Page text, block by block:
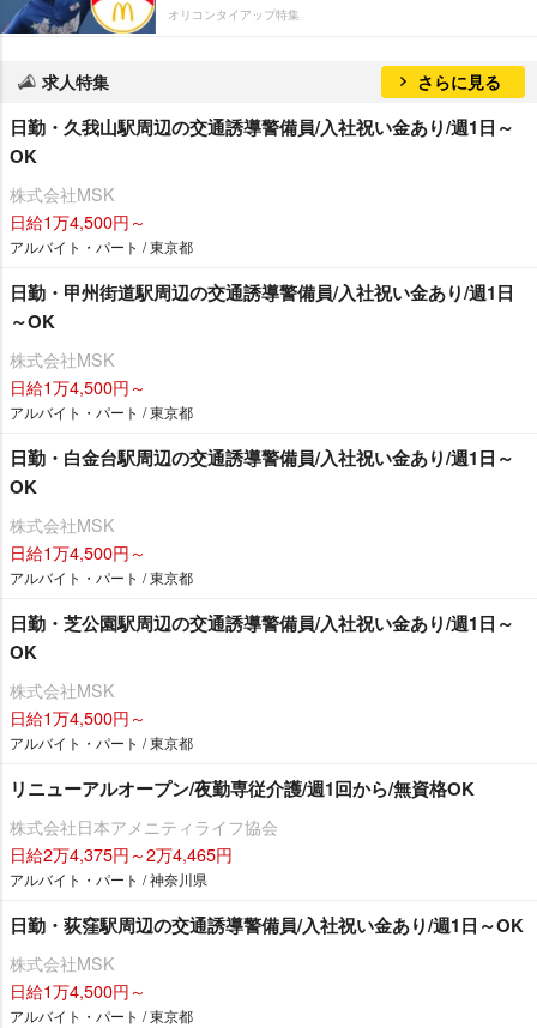
オリコンタイアップ特集
求人特集 さらに見る
日勤・久我山駅周辺の交通誘導警備員/入社祝い金あり/週1日～
OK
株式会社MSK
日給1万4,500円～
アルバイト・パート / 東京都
日勤・甲州街道駅周辺の交通誘導警備員/入社祝い金あり/週1日
～OK
株式会社MSK
日給1万4,500円～
アルバイト・パート / 東京都
日勤・白金台駅周辺の交通誘導警備員/入社祝い金あり/週1日～
OK
株式会社MSK
日給1万4,500円～
アルバイト・パート / 東京都
日勤・芝公園駅周辺の交通誘導警備員/入社祝い金あり/週1日～
OK
株式会社MSK
日給1万4,500円～
アルバイト・パート / 東京都
リニューアルオープン/夜勤専従介護/週1回から/無資格OK
株式会社日本アメニティライフ協会
日給2万4,375円～2万4,465円
アルバイト・パート / 神奈川県
日勤・荻窪駅周辺の交通誘導警備員/入社祝い金あり/週1日～OK
株式会社MSK
日給1万4,500円～
アルバイト・パート / 東京都